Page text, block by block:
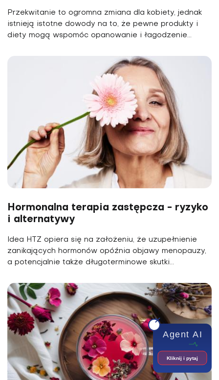
Przekwitanie to ogromna zmiana dla kobiety, jednak
istnieją istotne dowody na to, że pewne produkty i
diety mogą wspomóc opanowanie i łagodzenie...
Hormonalna terapia zastępcza - ryzyko
i alternatywy
Idea HTZ opiera się na założeniu, że uzupełnienie
zanikających hormonów opóźnia objawy menopauzy,
a potencjalnie także długoterminowe skutki...
Agent AI
Kliknij i pytaj